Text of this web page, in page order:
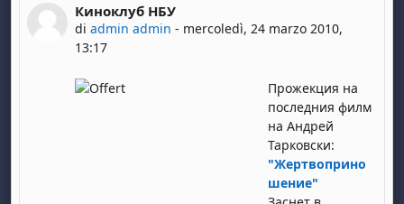
Киноклуб НБУ
di admin admin - mercoledì, 24 marzo 2010,
13:17
Numero di risposte: 0
Прожекция на
последния филм
на Андрей
Тарковски:
"Жертвоприно
шение"